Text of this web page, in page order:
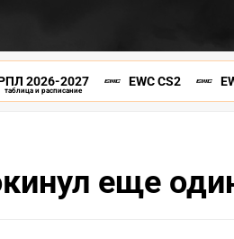
2026-2027
таблица и расписание
EWC CS2
еще